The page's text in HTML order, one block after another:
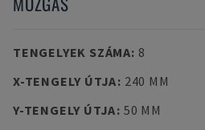
TENGELYEK SZÁMA: 8
X-TENGELY ÚTJA: 240 MM
Y-TENGELY ÚTJA: 50 MM